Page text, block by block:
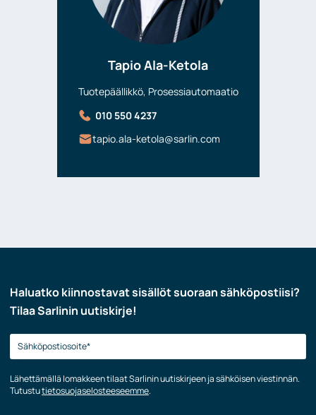
Tapio Ala-Ketola
Tuotepäällikkö, Prosessiautomaatio
010 550 4237
tapio.ala-ketola@sarlin.com
Haluatko kiinnostavat sisällöt suoraan sähköpostiisi?
Tilaa Sarlinin uutiskirje!
Lähettämällä lomakkeen tilaat Sarlinin uutiskirjeen ja sähköisen viestinnän.
Tutustutietosuojaselosteeseemme.